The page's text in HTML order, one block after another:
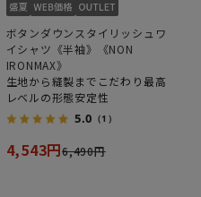
ボタンダウンスタイリッシュワ
イシャツ《半袖》《NON
IRONMAX》
生地から縫製までこだわり最高
レベルの形態安定性
5.0 （1）
4,543円6,490円